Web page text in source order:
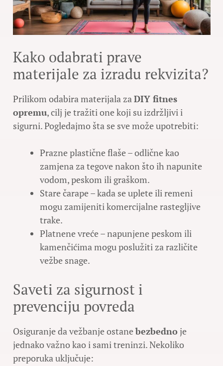
Kako odabrati prave
materijale za izradu rekvizita?
Prilikom odabira materijala zaDIY fitnes
opremu, cilj je tražiti one koji su izdržljivi i
sigurni. Pogledajmo šta se sve može upotrebiti:
Prazne plastične flaše – odlične kao
zamjena za tegove nakon što ih napunite
vodom, peskom ili graškom.
Stare čarape – kada se uplete ili remeni
mogu zamijeniti komercijalne rastegljive
trake.
Platnene vreće – napunjene peskom ili
kamenčićima mogu poslužiti za različite
vežbe snage.
Saveti za sigurnost i
prevenciju povreda
Osiguranje da vežbanje ostanebezbedno je
jednako važno kao i sami treninzi. Nekoliko
preporuka uključuje: